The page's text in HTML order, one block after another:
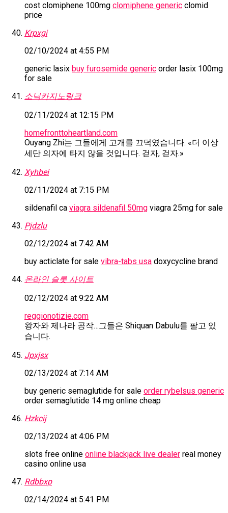
cost clomiphene 100mg clomiphene generic clomid
price
Krpxgi
02/10/2024 at 4:55 PM
generic lasix buy furosemide generic order lasix 100mg
for sale
소닉카지노링크
02/11/2024 at 12:15 PM
homefronttoheartland.com
Ouyang Zhi는 그들에게 고개를 끄덕였습니다. «더 이상
세단 의자에 타지 않을 것입니다. 걷자, 걷자.»
Xyhbei
02/11/2024 at 7:15 PM
sildenafil ca viagra sildenafil 50mg viagra 25mg for sale
Pjdzlu
02/12/2024 at 7:42 AM
buy acticlate for sale vibra-tabs usa doxycycline brand
온라인 슬롯 사이트
02/12/2024 at 9:22 AM
reggionotizie.com
왕자와 제나라 공작…그들은 Shiquan Dabulu를 팔고 있
습니다.
Jpxjsx
02/13/2024 at 7:14 AM
buy generic semaglutide for sale order rybelsus generic
order semaglutide 14 mg online cheap
Hzkcij
02/13/2024 at 4:06 PM
slots free online online blackjack live dealer real money
casino online usa
Rdbbxp
02/14/2024 at 5:41 PM